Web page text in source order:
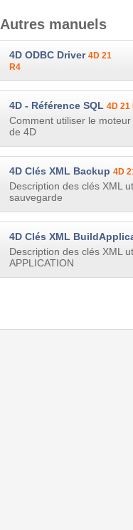
Autres manuels
4D ODBC Driver 4D 21
R4
4D - Référence SQL 4D 21
Comment utiliser le
de 4D
4D Clés XML Backup 4D
Description des clés XML
sauvegarde
4D Clés XML
Description des clés XML
APPLICATION